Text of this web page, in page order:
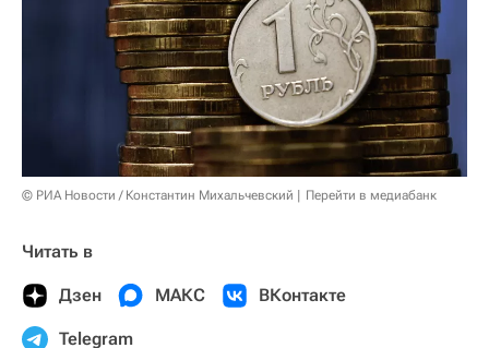
© РИА Новости / Константин Михальчевский Перейти в медиабанк
Читать в
Дзен МАКС ВКонтакте
Telegram